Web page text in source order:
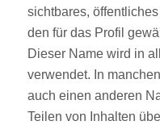
sichtbares,
den für das Profil
Dieser Name wird in
verwendet. In
auch einen anderen
Teilen von Inhalten